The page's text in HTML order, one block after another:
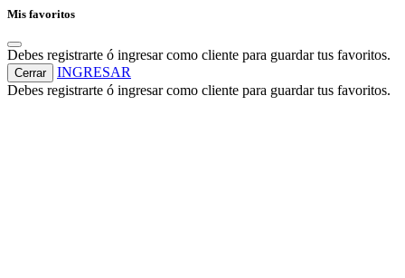
Mis favoritos
Debes registrarte ó ingresar como cliente para guardar tus favoritos.
Cerrar
INGRESAR
Debes registrarte ó ingresar como cliente para guardar tus favoritos.